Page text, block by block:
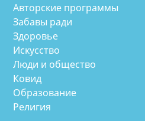
Авторские программы
Забавы ради
Здоровье
Искусство
Люди и общество
Ковид
Образование
Религия